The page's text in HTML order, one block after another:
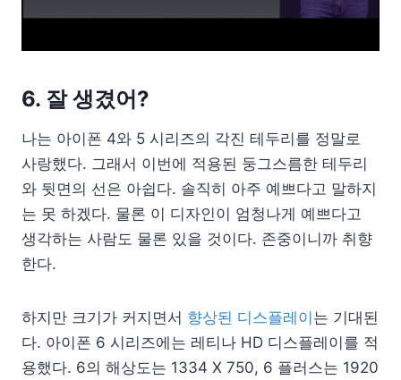
6. 잘 생겼어?
나는 아이폰 4와 5 시리즈의 각진 테두리를 정말로
사랑했다. 그래서 이번에 적용된 둥그스름한 테두리
와 뒷면의 선은 아쉽다. 솔직히 아주 예쁘다고 말하지
는 못 하겠다. 물론 이 디자인이 엄청나게 예쁘다고
생각하는 사람도 물론 있을 것이다. 존중이니까 취향
한다.
하지만 크기가 커지면서 향상된 디스플레이 는 기대된
다. 아이폰 6 시리즈에는 레티나 HD 디스플레이를 적
용했다. 6의 해상도는 1334 X 750, 6 플러스는 1920